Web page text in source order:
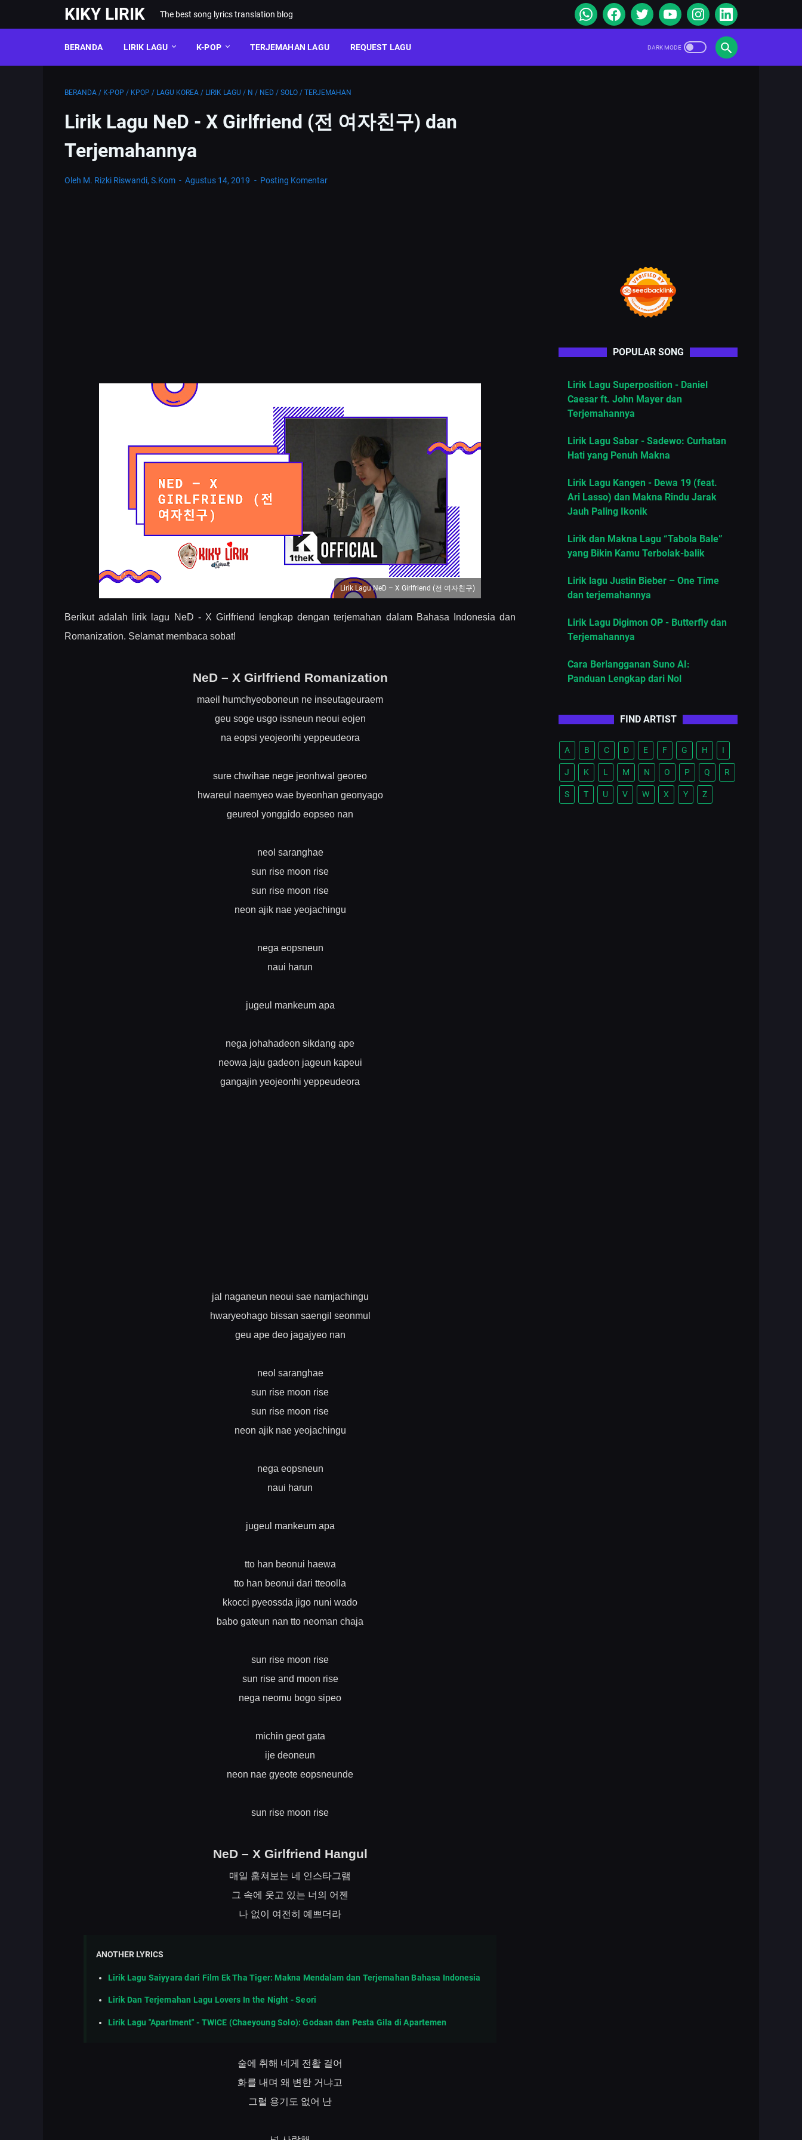
KIKY LIRIK The best song lyrics translation blog
BERANDA LIRIK LAGU K-POP TERJEMAHAN LAGU REQUEST LAGU
BERANDA / K-POP / KPOP / LAGU KOREA / LIRIK LAGU / N / NED / SOLO / TERJEMAHAN
Lirik Lagu NeD - X Girlfriend (전 여자친구) dan
Terjemahannya
Oleh M. Rizki Riswandi, S.Kom Agustus 14, 2019 Posting Komentar
Lirik Lagu NeD – X Girlfriend (전 여자친구)
Berikut adalah lirik lagu NeD - X Girlfriend lengkap dengan terjemahan dalam Bahasa Indonesia dan
Romanization. Selamat membaca sobat!
NeD – X Girlfriend Romanization
maeil humchyeoboneun ne inseutageuraem
geu soge usgo issneun neoui eojen
na eopsi yeojeonhi yeppeudeora
sure chwihae nege jeonhwal georeo
hwareul naemyeo wae byeonhan geonyago
geureol yonggido eopseo nan
neol saranghae
sun rise moon rise
sun rise moon rise
neon ajik nae yeojachingu
nega eopsneun
naui harun
jugeul mankeum apa
nega johahadeon sikdang ape
neowa jaju gadeon jageun kapeui
gangajin yeojeonhi yeppeudeora
jal naganeun neoui sae namjachingu
hwaryeohago bissan saengil seonmul
geu ape deo jagajyeo nan
neol saranghae
sun rise moon rise
sun rise moon rise
neon ajik nae yeojachingu
nega eopsneun
naui harun
jugeul mankeum apa
tto han beonui haewa
tto han beonui dari tteoolla
kkocci pyeossda jigo nuni wado
babo gateun nan tto neoman chaja
sun rise moon rise
sun rise and moon rise
nega neomu bogo sipeo
michin geot gata
ije deoneun
neon nae gyeote eopsneunde
sun rise moon rise
NeD – X Girlfriend Hangul
매일 훔쳐보는 네 인스타그램
그 속에 웃고 있는 너의 어젠
나 없이 여전히 예쁘더라
ANOTHER LYRICS
Lirik Lagu Saiyyara dari Film Ek Tha Tiger: Makna Mendalam dan Terjemahan Bahasa Indonesia
Lirik Dan Terjemahan Lagu Lovers In the Night - Seori
Lirik Lagu "Apartment" - TWICE (Chaeyoung Solo): Godaan dan Pesta Gila di Apartemen
술에 취해 네게 전활 걸어
화를 내며 왜 변한 거냐고
그럴 용기도 없어 난
POPULAR SONG
Lirik Lagu Superposition - Daniel
Caesar ft. John Mayer dan
Terjemahannya
Lirik Lagu Sabar - Sadewo: Curhatan
Hati yang Penuh Makna
Lirik Lagu Kangen - Dewa 19 (feat.
Ari Lasso) dan Makna Rindu Jarak
Jauh Paling Ikonik
Lirik dan Makna Lagu “Tabola Bale”
yang Bikin Kamu Terbolak-balik
Lirik lagu Justin Bieber – One Time
dan terjemahannya
Lirik Lagu Digimon OP - Butterfly dan
Terjemahannya
Cara Berlangganan Suno AI:
Panduan Lengkap dari Nol
FIND ARTIST
A B C D E F G H I
J K L M N O P Q R
S T U V W X Y Z